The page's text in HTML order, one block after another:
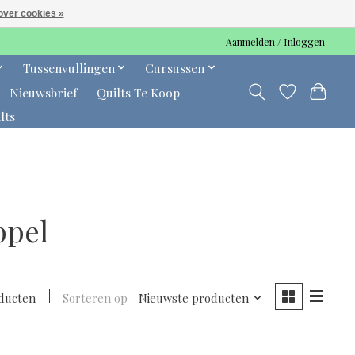
Aanmelden / Inloggen
Tussenvullingen
Cursussen
Nieuwsbrief
Quilts Te Koop
Sorteren op Nieuwste producten
cookies »